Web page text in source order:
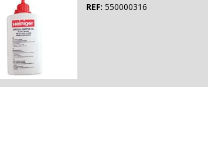
REF: 550000316